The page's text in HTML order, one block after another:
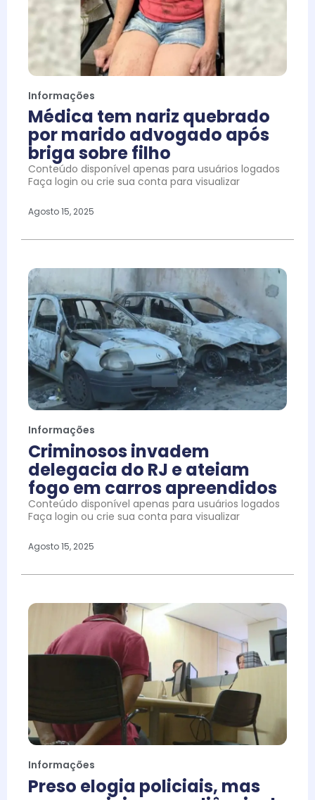
Informações
Médica tem nariz quebrado
por marido advogado após
briga sobre filho
Conteúdo disponível apenas para usuários logados
Faça login ou crie sua conta para visualizar
Agosto 15, 2025
Informações
Criminosos invadem
delegacia do RJ e ateiam
fogo em carros apreendidos
Conteúdo disponível apenas para usuários logados
Faça login ou crie sua conta para visualizar
Agosto 15, 2025
Informações
Preso elogia policiais, mas